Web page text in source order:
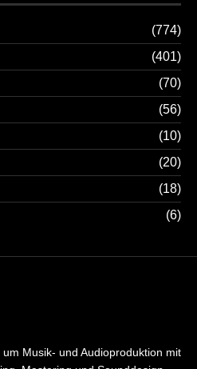
(774)
(401)
(70)
(56)
(10)
(20)
(18)
(6)
Musik- und Audioproduktion mit